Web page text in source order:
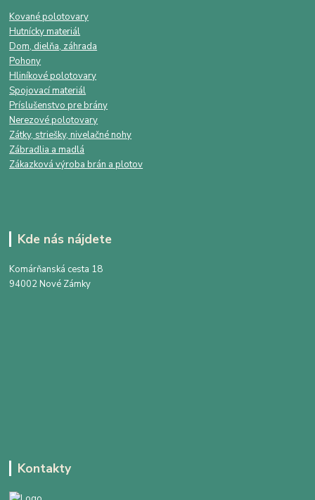
Kované polotovary
Hutnícky materiál
Dom, dielňa, záhrada
Pohony
Hliníkové polotovary
Spojovací materiál
Príslušenstvo pre brány
Nerezové polotovary
Zátky, striešky, nivelačné nohy
Zábradlia a madlá
Zákazková výroba brán a plotov
Kde nás nájdete
Komárňanská cesta 18
94002 Nové Zámky
Kontakty